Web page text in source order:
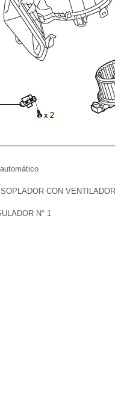
CON VENTILADOR
N° 1